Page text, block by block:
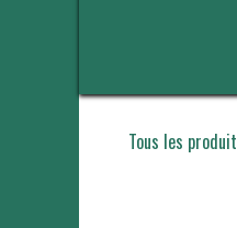
Tous les